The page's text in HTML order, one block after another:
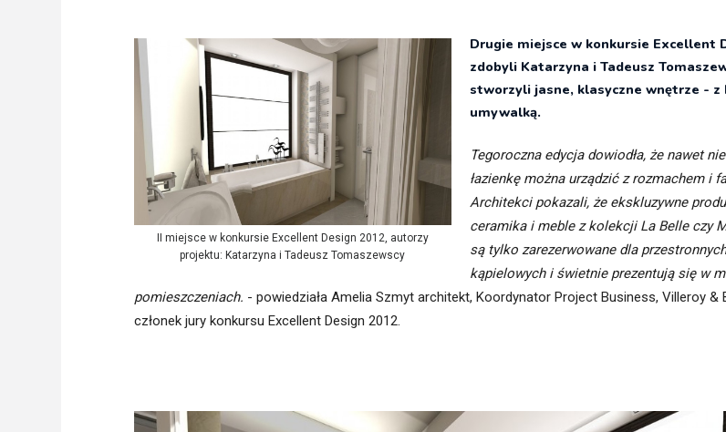
Galeria Miast Dawnych
Filmy
Firmy
II miejsce w konkursie Excellent Design 2012, autorzy
projektu: Katarzyna i Tadeusz Tomaszewscy
Drugie miejsce w konkursie Excellent
zdobyli Katarzyna i Tadeusz
stworzyli jasne, klasyczne wnętrze - z
umywalką.
Tegoroczna edycja dowiodła, że nawet
łazienkę można urządzić z rozmachem i
Architekci pokazali, że ekskluzywne
ceramika i meble z kolekcji La Belle czy
są tylko zarezerwowane dla
kąpielowych i świetnie prezentują się w
pomieszczeniach. - powiedziała Amelia Szmyt architekt, Koordynator Project Business, Villeroy &
członek jury konkursu Excellent Design 2012.